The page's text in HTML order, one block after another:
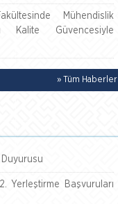
Mühendislik
Kalite Güvencesiyle
» Tüm Haberler
Duyurusu
Yerleştirme Başvuruları